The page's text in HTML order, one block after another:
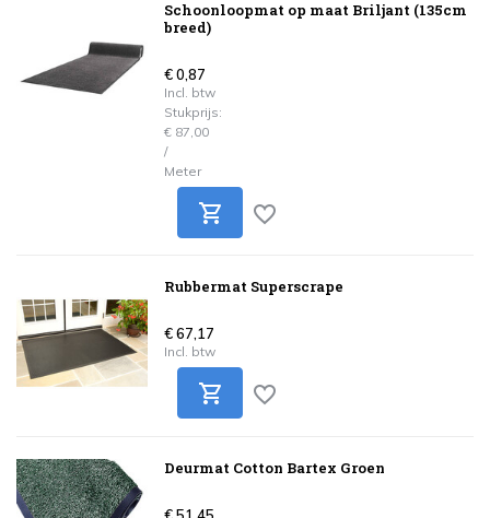
Schoonloopmat op maat Briljant (135cm
breed)
€ 0,87
Incl. btw
Stukprijs:
€ 87,00
/
Meter
Rubbermat Superscrape
€ 67,17
Incl. btw
Deurmat Cotton Bartex Groen